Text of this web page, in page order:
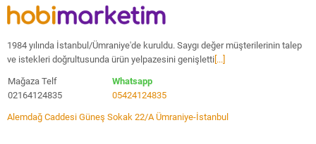
1984 yılında İstanbul/Ümraniye'de kuruldu. Saygı değer müşterilerinin talep
ve istekleri doğrultusunda ürün yelpazesini genişletti [...]
Mağaza Telf
02164124835
Whatsapp
05424124835
Alemdağ Caddesi Güneş Sokak 22/A Ümraniye-İstanbul